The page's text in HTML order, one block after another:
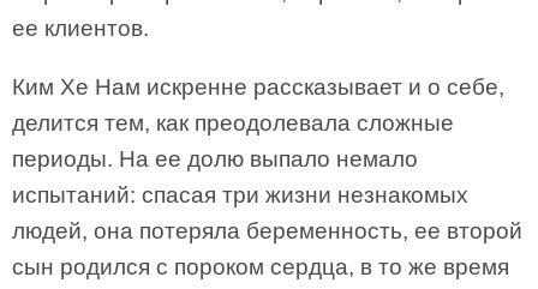
ее клиентов.
Ким Хе Нам искренне рассказывает и о себе,
делится тем, как преодолевала сложные
периоды. На ее долю выпало немало
испытаний: спасая три жизни незнакомых
людей, она потеряла беременность, ее второй
сын родился с пороком сердца, в то же время